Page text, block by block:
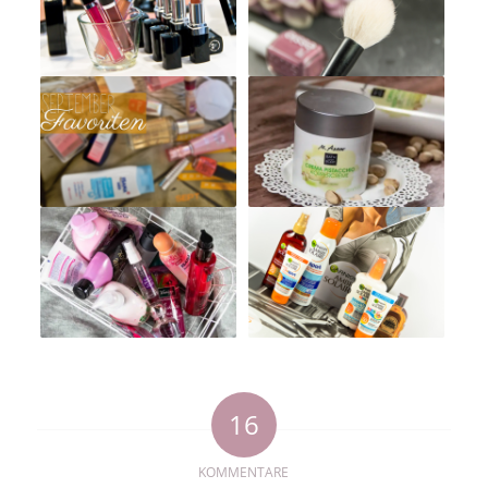
16
KOMMENTARE